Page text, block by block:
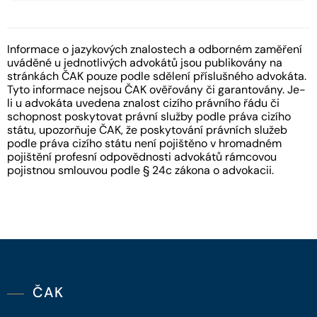
Informace o jazykových znalostech a odborném zaměření
uváděné u jednotlivých advokátů jsou publikovány na
stránkách ČAK pouze podle sdělení příslušného advokáta.
Tyto informace nejsou ČAK ověřovány či garantovány. Je-
li u advokáta uvedena znalost cizího právního řádu či
schopnost poskytovat právní služby podle práva cizího
státu, upozorňuje ČAK, že poskytování právních služeb
podle práva cizího státu není pojištěno v hromadném
pojištění profesní odpovědnosti advokátů rámcovou
pojistnou smlouvou podle § 24c zákona o advokacii.
ČAK